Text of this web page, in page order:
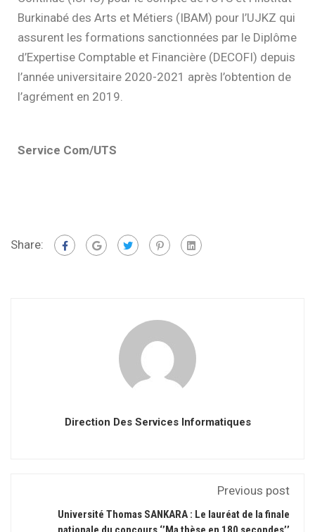
Burkinabé des Arts et Métiers (IBAM) pour l’UJKZ qui
assurent les formations sanctionnées par le Diplôme
d’Expertise Comptable et Financière (DECOFI) depuis
l’année universitaire 2020-2021 après l’obtention de
l’agrément en 2019.
Service Com/UTS
Share:
Direction Des Services Informatiques
Previous post
Université Thomas SANKARA : Le lauréat de la finale